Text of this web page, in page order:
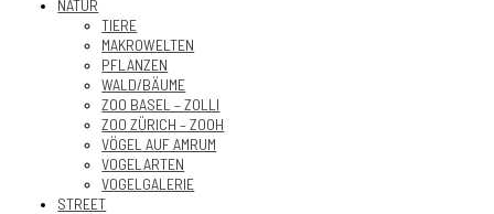
NATUR
TIERE
MAKROWELTEN
PFLANZEN
WALD/BÄUME
ZOO BASEL – ZOLLI
ZOO ZÜRICH – ZOOH
VÖGEL AUF AMRUM
VOGELARTEN
VOGELGALERIE
STREET